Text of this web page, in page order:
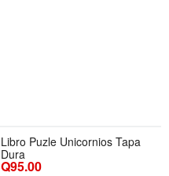
Libro Puzle Unicornios Tapa
Dura
Q95.00